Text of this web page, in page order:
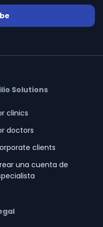
Solutions
clinics
doctors
clients
una cuenta de